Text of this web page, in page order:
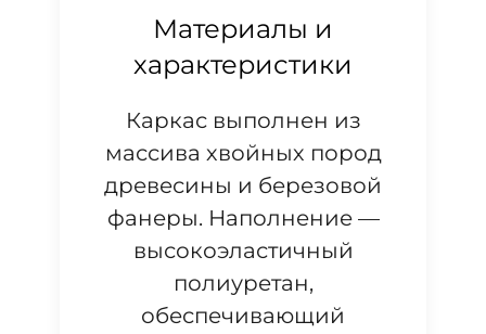
Материалы и
характеристики
Каркас выполнен из
массива хвойных пород
древесины и березовой
фанеры. Наполнение —
высокоэластичный
полиуретан,
обеспечивающий